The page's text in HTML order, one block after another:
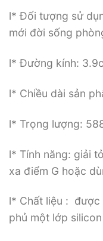
l* Đối tượng sử
mới đời sống
l* Đường kính:
l* Chiều dài sản
l* Trọng lượng:
l* Tính năng: giải
xa điểm G hoặc
l* Chất liệu : được
phủ một lớp